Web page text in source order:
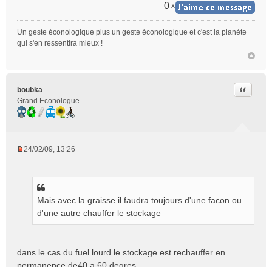
0 x
Un geste éconologique plus un geste éconologique et c'est la planète
qui s'en ressentira mieux !
boubka
Grand Econologue
Citer
n
24/02/09, 13:26
Mais avec la graisse il faudra toujours d'une facon ou
d'une autre chauffer le stockage
dans le cas du fuel lourd le stockage est rechauffer en